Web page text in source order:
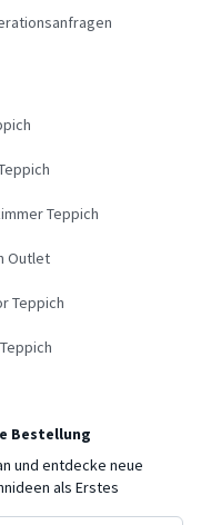
Teppich
Outlet
Teppich
Bestellung
und entdecke neue
als Erstes